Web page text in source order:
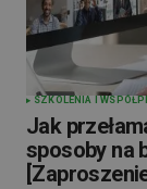
SZKOLENIA I
Jak
sposoby na